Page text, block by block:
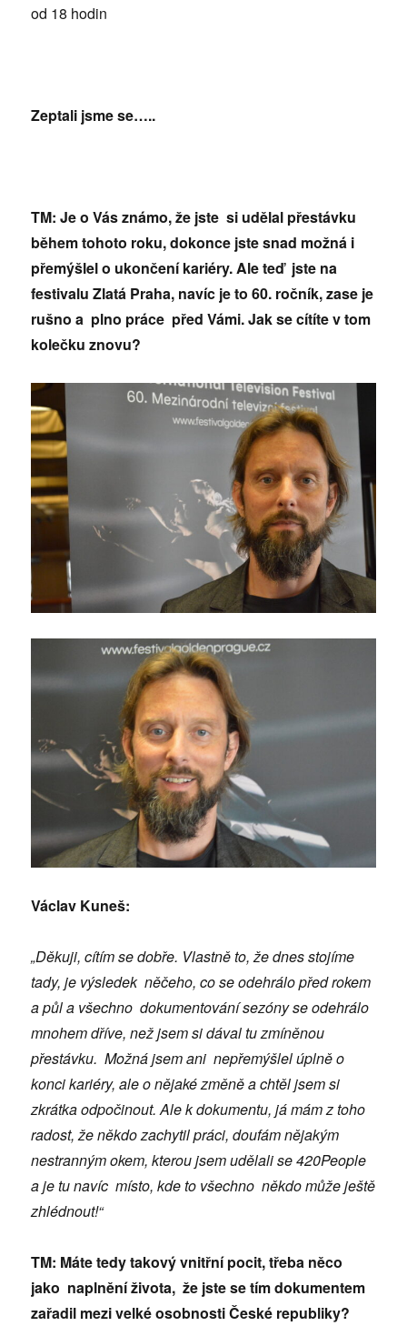
od 18 hodin
Zeptali jsme se…..
TM: Je o Vás známo, že jste si udělal přestávku
během tohoto roku, dokonce jste snad možná i
přemýšlel o ukončení kariéry. Ale teď jste na
festivalu Zlatá Praha, navíc je to 60. ročník, zase je
rušno a plno práce před Vámi. Jak se cítíte v tom
kolečku znovu?
Václav Kuneš:
„Děkuji, cítím se dobře. Vlastně to, že dnes stojíme
tady, je výsledek něčeho, co se odehrálo před rokem
a půl a všechno dokumentování sezóny se odehrálo
mnohem dříve, než jsem si dával tu zmíněnou
přestávku. Možná jsem ani nepřemýšlel úplně o
konci kariéry, ale o nějaké změně a chtěl jsem si
zkrátka odpočinout. Ale k dokumentu, já mám z toho
radost, že někdo zachytil práci, doufám nějakým
nestranným okem, kterou jsem udělali se 420People
a je tu navíc místo, kde to všechno někdo může ještě
zhlédnout!“
TM: Máte tedy takový vnitřní pocit, třeba něco
jako naplnění života, že jste se tím dokumentem
zařadil mezi velké osobnosti České republiky?